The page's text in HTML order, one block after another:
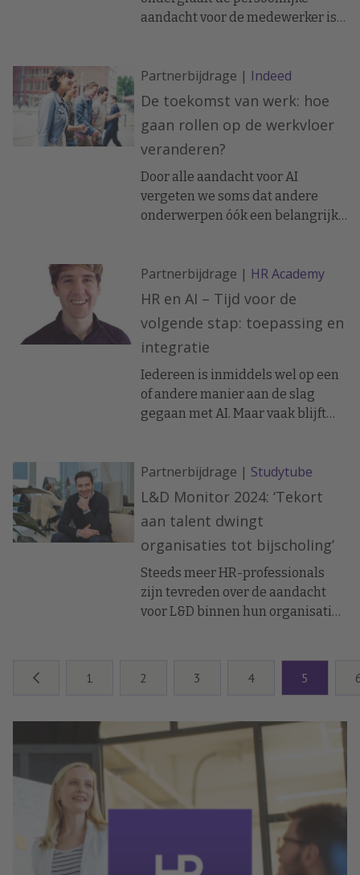
aandacht voor de medewerker is
Analytics aan de UvA, betoogt
echter dat data juist het pad
personeelsbeleid.
Partnerbijdrage | Indeed
De toekomst van werk: hoe
gaan rollen op de werkvloer
veranderen?
Door alle aandacht voor AI
vergeten we soms dat andere
onderwerpen óók een belangrijke
Benieuwd welke? Hierbij een blik
op de toekomst.
Partnerbijdrage | HR Academy
HR en AI – Tijd voor de
volgende stap: toepassing en
integratie
Iedereen is inmiddels wel op een
of andere manier aan de slag
gegaan met AI. Maar vaak blijft
sprake. Hoe kun je de volgende
stap zetten en AI binnen HR en je
Partnerbijdrage | Studytube
L&D Monitor 2024: ‘Tekort
aan talent dwingt
organisaties tot bijscholing’
Steeds meer HR-professionals
zijn tevreden over de aandacht
voor L&D binnen hun organisatie,
voor elke organisatie. Homam
Karimi, Founder & CEO van
Studytube, ziet kansen om met AI
L&D-activiteiten . ‘De oplossing is
1 2 3 4 5